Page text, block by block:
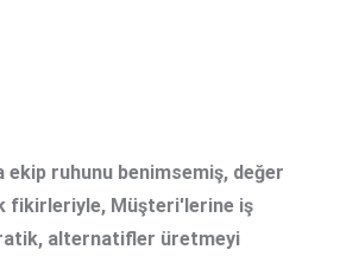
ekip ruhunu benimsemiş, değer
fikirleriyle, Müşteri'lerine iş
alternatifler üretmeyi